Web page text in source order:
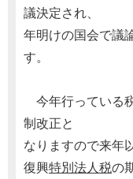
議決定され、
年明けの国会で議
す。
今年行っている
制改正と
なりますので来年
復興特別法人税の